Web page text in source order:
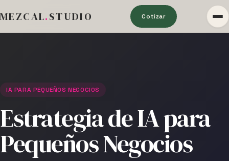
MEZCAL.STUDIO Cotizar
IA PARA PEQUEÑOS NEGOCIOS
Estrategia de IA para
Pequeños Negocios